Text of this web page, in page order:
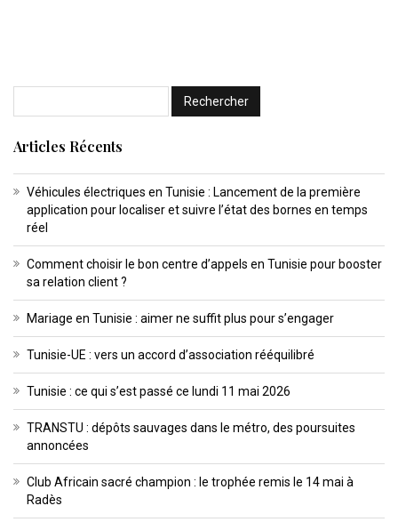
Articles Récents
Véhicules électriques en Tunisie : Lancement de la première
application pour localiser et suivre l’état des bornes en temps
réel
Comment choisir le bon centre d’appels en Tunisie pour booster
sa relation client ?
Mariage en Tunisie : aimer ne suffit plus pour s’engager
Tunisie-UE : vers un accord d’association rééquilibré
Tunisie : ce qui s’est passé ce lundi 11 mai 2026
TRANSTU : dépôts sauvages dans le métro, des poursuites
annoncées
Club Africain sacré champion : le trophée remis le 14 mai à
Radès